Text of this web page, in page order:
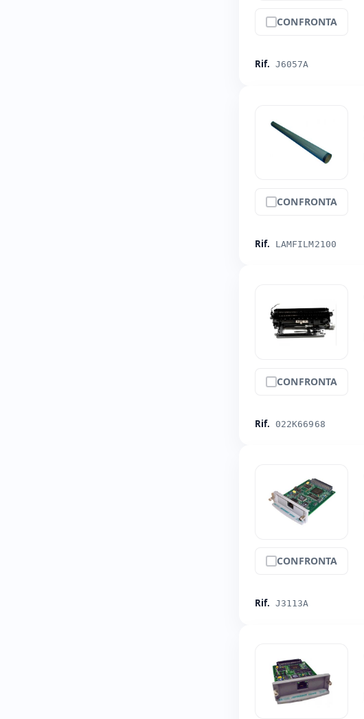
CONFRONTA
Rif. J6057A
CONFRONTA
Rif. LAMFILM2100
CONFRONTA
Rif. 022K66968
CONFRONTA
Rif. J3113A